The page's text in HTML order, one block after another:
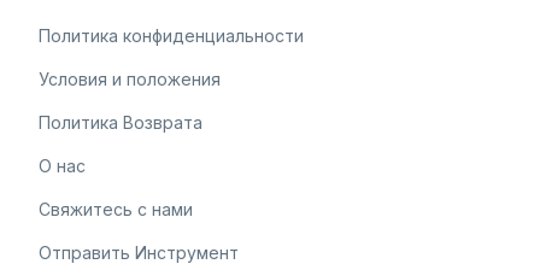
Политика конфиденциальности
Условия и положения
Политика Возврата
О нас
Свяжитесь с нами
Отправить Инструмент